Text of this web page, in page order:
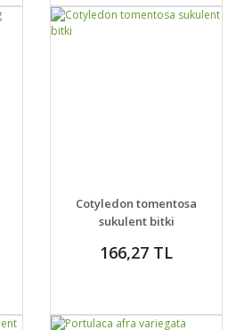
DETAYLAR
VER
Cotyledon tomentosa
sukulent bitki
166,27 TL